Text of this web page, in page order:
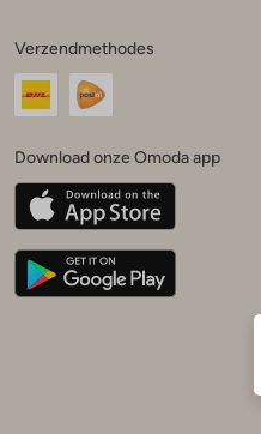
Verzendmethodes
Download onze Omoda app